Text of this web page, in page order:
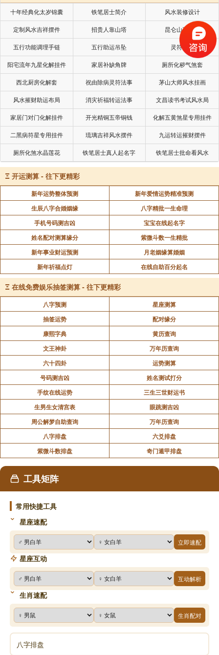
十年经典化太岁锦囊 铁笔居士简介 风水装修设计
定制风水吉祥摆件 招贵人靠山塔 昆仑山五色土
五行功能调理手链 五行助运吊坠 灵符符咒
阳宅流年九星化解挂件 家居补缺角牌 厕所化秽气煞套
西北厨房化解套 祝由除病灵符法事 茅山大师风水挂画
风水摧财助运布局 消灾祈福转运法事 文昌读书考试风水局
家居门对门化解挂件 开光精铜五帝铜钱 化解五黄煞星专用挂件
二黑病符星专用挂件 琉璃吉祥风水摆件 九运转运摧财摆件
厕所化煞水晶莲花 铁笔居士真人起名字 铁笔居士批命看风水
Ξ 开运测算 - 往下更精彩
新年运势整体预测
新年爱情运势精准预测
生辰八字合婚姻缘
八字精批一生命理
手机号码测吉凶
宝宝在线起名字
姓名配对测算缘分
紫微斗数一生精批
新年事业财运预测
月老姻缘算婚姻
新年祈福点灯
在线自助百分起名
Ξ 在线免费娱乐抽签测算 - 往下更精彩
八字预测
星座测算
抽签运势
配对缘分
康熙字典
黄历查询
文王神卦
万年历查询
六十四卦
运势测算
号码测吉凶
姓名测试打分
手纹在线运势
三生三世财运书
生男生女清宫表
眼跳测吉凶
周公解梦自助查询
万年历查询
八字排盘
六爻排盘
紫微斗数排盘
奇门遁甲排盘
工具矩阵
常用快捷工具
星座速配
立即速配
星座互动
互动解析
生肖速配
生肖配对
八字排盘